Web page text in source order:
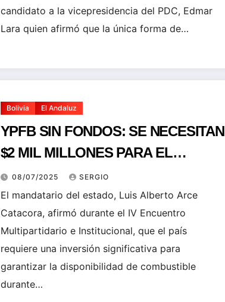
candidato a la vicepresidencia del PDC, Edmar
Lara quien afirmó que la única forma de…
Bolivia El Andaluz
YPFB SIN FONDOS: SE NECESITAN
$2 MIL MILLONES PARA EL
ABASTECIMIENTO DE
COMBUSTIBLE
08/07/2025 SERGIO
El mandatario del estado, Luis Alberto Arce
Catacora, afirmó durante el IV Encuentro
Multipartidario e Institucional, que el país
requiere una inversión significativa para
garantizar la disponibilidad de combustible
durante…